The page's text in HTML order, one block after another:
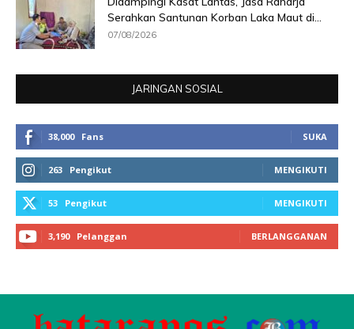
Serahkan Santunan Korban Laka Maut di...
07/08/2026
JARINGAN SOSIAL
38,000 Fans SUKA
263 Pengikut MENGIKUTI
53 Pengikut MENGIKUTI
3,190 Pelanggan BERLANGGANAN